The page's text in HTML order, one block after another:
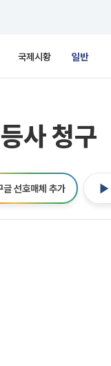
국제시황 일반
사 청구
글 선호매체 추가